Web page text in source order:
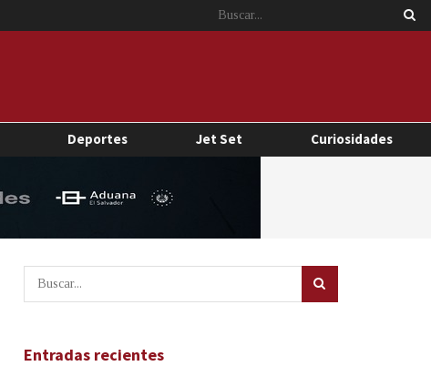
Deportes Jet Set Curiosidades
Entradas recientes